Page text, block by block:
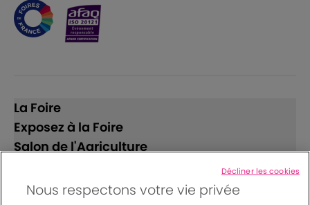
La Foire
Exposez à la Foire
Salon de l'Agriculture
Suivez-nous
Nous respectons votre vie privée
Décliner les cookies